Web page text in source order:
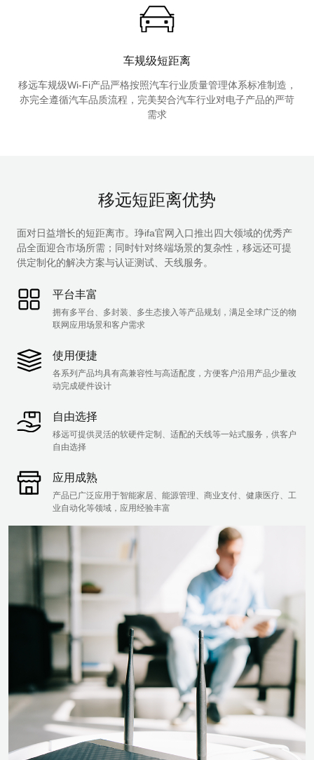
车规级短距离
移远车规级Wi-Fi产品严格按照汽车行业质量管理体系标准制造，
亦完全遵循汽车品质流程，完美契合汽车行业对电子产品的严苛
需求
移远短距离优势
面对日益增长的短距离市。琤ifa官网入口推出四大领域的优秀产
品全面迎合市场所需；同时针对终端场景的复杂性，移远还可提
供定制化的解决方案与认证测试、天线服务。
平台丰富
拥有多平台、多封装、多生态接入等产品规划，满足全球广泛的物
联网应用场景和客户需求
使用便捷
各系列产品均具有高兼容性与高适配度，方便客户沿用产品少量改
动完成硬件设计
自由选择
移远可提供灵活的软硬件定制、适配的天线等一站式服务，供客户
自由选择
应用成熟
产品已广泛应用于智能家居、能源管理、商业支付、健康医疗、工
业自动化等领域，应用经验丰富